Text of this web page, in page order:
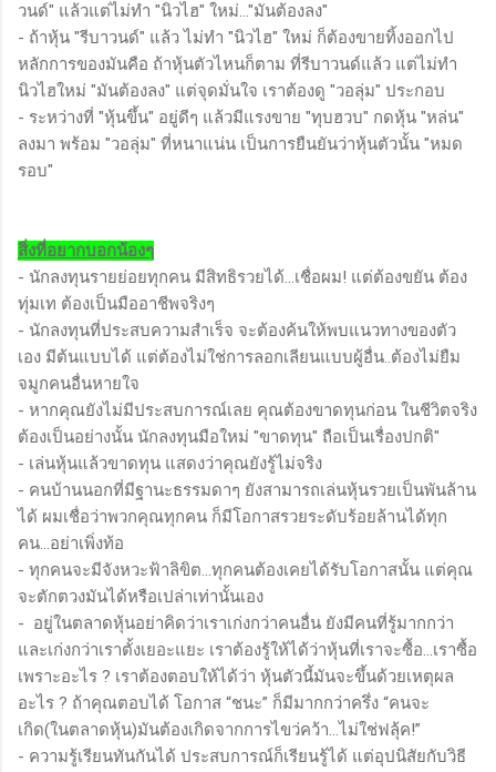
วนด์" แล้วแต่ไม่ทำ "นิวไฮ" ใหม่..."มันต้องลง"
- ถ้าหุ้น "รีบาวนด์" แล้ว ไม่ทำ "นิวไฮ" ใหม่ ก็ต้องขายทิ้งออกไป
หลักการของมันคือ ถ้าหุ้นตัวไหนก็ตาม ที่รีบาวนด์แล้ว แต่ไม่ทำ
นิวไฮใหม่ "มันต้องลง" แต่จุดมั่นใจ เราต้องดู "วอลุ่ม" ประกอบ
- ระหว่างที่ "หุ้นขึ้น" อยู่ดีๆ แล้วมีแรงขาย "ทุบฮวบ" กดหุ้น "หล่น"
ลงมา พร้อม "วอลุ่ม" ที่หนาแน่น เป็นการยืนยันว่าหุ้นตัวนั้น "หมด
รอบ"
สิ่งที่อยากบอกน้องๆ
- นักลงทุนรายย่อยทุกคน มีสิทธิรวยได้...เชื่อผม! แต่ต้องขยัน ต้อง
ทุ่มเท ต้องเป็นมืออาชีพจริงๆ
- นักลงทุนที่ประสบความสำเร็จ จะต้องค้นให้พบแนวทางของตัว
เอง มีต้นแบบได้ แต่ต้องไม่ใช่การลอกเลียนแบบผู้อื่น..ต้องไม่ยืม
จมูกคนอื่นหายใจ
- หากคุณยังไม่มีประสบการณ์เลย คุณต้องขาดทุนก่อน ในชีวิตจริง
ต้องเป็นอย่างนั้น นักลงทุนมือใหม่ "ขาดทุน" ถือเป็นเรื่องปกติ"
- เล่นหุ้นแล้วขาดทุน แสดงว่าคุณยังรู้ไม่จริง
- คนบ้านนอกที่มีฐานะธรรมดาๆ ยังสามารถเล่นหุ้นรวยเป็นพันล้าน
ได้ ผมเชื่อว่าพวกคุณทุกคน ก็มีโอกาสรวยระดับร้อยล้านได้ทุก
คน...อย่าเพิ่งท้อ
- ทุกคนจะมีจังหวะฟ้าลิขิต...ทุกคนต้องเคยได้รับโอกาสนั้น แต่คุณ
จะตักตวงมันได้หรือเปล่าเท่านั้นเอง
- อยู่ในตลาดหุ้นอย่าคิดว่าเราเก่งกว่าคนอื่น ยังมีคนที่รู้มากกว่า
และเก่งกว่าเราตั้งเยอะแยะ เราต้องรู้ให้ได้ว่าหุ้นที่เราจะซื้อ…เราซื้อ
เพราะอะไร ? เราต้องตอบให้ได้ว่า หุ้นตัวนี้มันจะขึ้นด้วยเหตุผล
อะไร ? ถ้าคุณตอบได้ โอกาส “ชนะ” ก็มีมากกว่าครึ่ง “คนจะ
เกิด(ในตลาดหุ้น)มันต้องเกิดจากการไขว่คว้า…ไม่ใช่ฟลุ้ค!”
- ความรู้เรียนทันกันได้ ประสบการณ์ก็เรียนรู้ได้ แต่อุปนิสัยกับวิธี